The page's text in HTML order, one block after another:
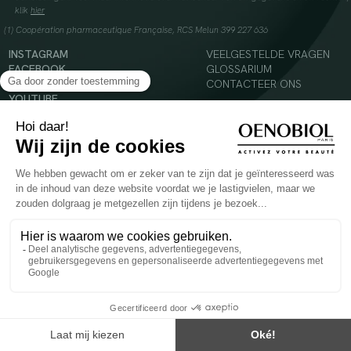
klik hier
(1) Coopération pharmaceutique Française, RCS Melun 399 227 636
INSTAGRAM
FACEBOOK
TIKTOK
YOUTUBE
VEELGESTELDE VRAGEN
GLOSSARIUM
CONTACTEER ONS
Voedingssupplement dat moet worden geconsumeerd als onderdeel van een gevarieerde,
evenwichtige voeding en een gezonde levensstijl. Aanbevolen dagelijkse dosis niet
overschrijden. Enkel voor volwassenen, buiten het bereik van kinderen houden.